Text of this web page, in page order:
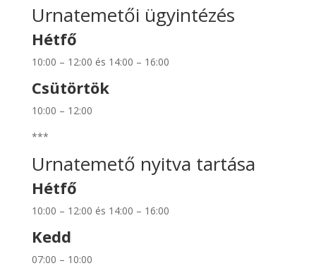
Urnatemetői ügyintézés
Hétfő
10:00 – 12:00 és 14:00 – 16:00
Csütörtök
10:00 – 12:00
***
Urnatemető nyitva tartása
Hétfő
10:00 – 12:00 és 14:00 – 16:00
Kedd
07:00 – 10:00